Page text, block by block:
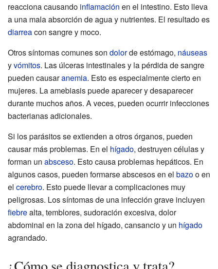
reacciona causando inflamación en el intestino. Esto lleva
a una mala absorción de agua y nutrientes. El resultado es
diarreacon sangre y moco.
Otros síntomas comunes son dolorde estómago, náuseas
yvómitos. Las úlceras intestinales y la pérdida de sangre
pueden causaranemia. Esto es especialmente cierto en
mujeres. La amebiasis puede aparecer y desaparecer
durante muchos años. A veces, pueden ocurrir infecciones
bacterianas adicionales.
Si los parásitos se extienden a otros órganos, pueden
causar más problemas. En el hígado, destruyen células y
forman un absceso. Esto causa problemas hepáticos. En
algunos casos, pueden formarse abscesos en el bazoo en
el cerebro. Esto puede llevar a complicaciones muy
peligrosas. Los síntomas de una infección grave incluyen
fiebrealta, temblores, sudoración excesiva, dolor
abdominal en la zona del hígado, cansancio y un hígado
agrandado.